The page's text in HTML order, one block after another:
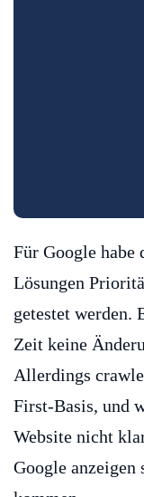
Für Google habe
Lösungen
getestet werden.
Zeit keine
Allerdings
First-Basis, und
Website nicht
Google anzeigen